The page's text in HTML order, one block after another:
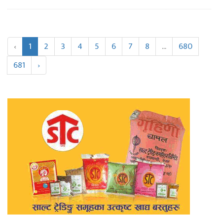
‹ 1 2 3 4 5 6 7 8 ...
680
681
›